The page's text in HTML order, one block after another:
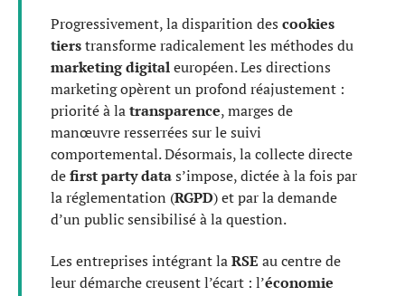
Progressivement, la disparition des cookies
tierstransforme radicalement les méthodes du
marketing digitaleuropéen. Les directions
marketing opèrent un profond réajustement :
priorité à latransparence, marges de
manœuvre resserrées sur le suivi
comportemental. Désormais, la collecte directe
defirst party datas’impose, dictée à la fois par
la réglementation (RGPD) et par la demande
d’un public sensibilisé à la question.
Les entreprises intégrant laRSE au centre de
leur démarche creusent l’écart : l’économie